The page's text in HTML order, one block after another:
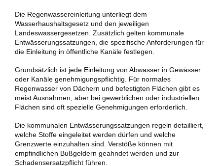
Die Regenwassereinleitung unterliegt dem
Wasserhaushaltsgesetz und den jeweiligen
Landeswassergesetzen. Zusätzlich gelten kommunale
Entwässerungssatzungen, die spezifische Anforderungen für
die Einleitung in öffentliche Kanäle festlegen.
Grundsätzlich ist jede Einleitung von Abwasser in Gewässer
oder Kanäle genehmigungspflichtig. Für normales
Regenwasser von Dächern und befestigten Flächen gibt es
meist Ausnahmen, aber bei gewerblichen oder industriellen
Flächen sind oft spezielle Genehmigungen erforderlich.
Die kommunalen Entwässerungssatzungen regeln detailliert,
welche Stoffe eingeleitet werden dürfen und welche
Grenzwerte einzuhalten sind. Verstöße können mit
empfindlichen Bußgeldern geahndet werden und zur
Schadensersatzpflicht führen.